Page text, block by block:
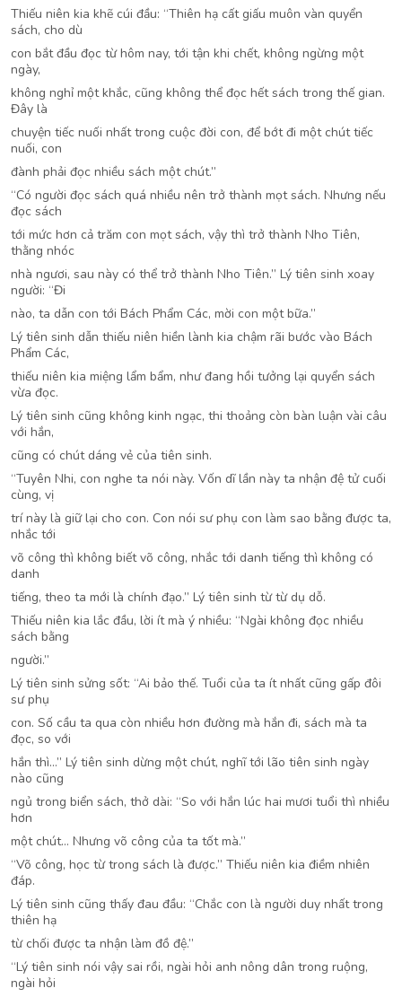
Thiếu niên kia khẽ cúi đầu: “Thiên hạ cất giấu muôn vàn quyển
sách, cho dù
con bắt đầu đọc từ hôm nay, tới tận khi chết, không ngừng một
ngày,
không nghỉ một khắc, cũng không thể đọc hết sách trong thế gian.
Đây là
chuyện tiếc nuối nhất trong cuộc đời con, để bớt đi một chút tiếc
nuối, con
đành phải đọc nhiều sách một chút.”
“Có người đọc sách quá nhiều nên trở thành mọt sách. Nhưng nếu
đọc sách
tới mức hơn cả trăm con mọt sách, vậy thì trở thành Nho Tiên,
thằng nhóc
nhà ngươi, sau này có thể trở thành Nho Tiên.” Lý tiên sinh xoay
người: “Đi
nào, ta dẫn con tới Bách Phẩm Các, mời con một bữa.”
Lý tiên sinh dẫn thiếu niên hiền lành kia chậm rãi bước vào Bách
Phẩm Các,
thiếu niên kia miệng lẩm bẩm, như đang hồi tưởng lại quyển sách
vừa đọc.
Lý tiên sinh cũng không kinh ngạc, thi thoảng còn bàn luận vài câu
với hắn,
cũng có chút dáng vẻ của tiên sinh.
“Tuyên Nhi, con nghe ta nói này. Vốn dĩ lần này ta nhận đệ tử cuối
cùng, vị
trí này là giữ lại cho con. Con nói sư phụ con làm sao bằng được ta,
nhắc tới
võ công thì không biết võ công, nhắc tới danh tiếng thì không có
danh
tiếng, theo ta mới là chính đạo.” Lý tiên sinh từ từ dụ dỗ.
Thiếu niên kia lắc đầu, lời ít mà ý nhiều: “Ngài không đọc nhiều
sách bằng
người.”
Lý tiên sinh sửng sốt: “Ai bảo thế. Tuổi của ta ít nhất cũng gấp đôi
sư phụ
con. Số cầu ta qua còn nhiều hơn đường mà hắn đi, sách mà ta
đọc, so với
hắn thì…” Lý tiên sinh dừng một chút, nghĩ tới lão tiên sinh ngày
nào cũng
ngủ trong biển sách, thở dài: “So với hắn lúc hai mươi tuổi thì nhiều
hơn
một chút… Nhưng võ công của ta tốt mà.”
“Võ công, học từ trong sách là được.” Thiếu niên kia điềm nhiên
đáp.
Lý tiên sinh cũng thấy đau đầu: “Chắc con là người duy nhất trong
thiên hạ
từ chối được ta nhận làm đồ đệ.”
“Lý tiên sinh nói vậy sai rồi, ngài hỏi anh nông dân trong ruộng,
ngài hỏi